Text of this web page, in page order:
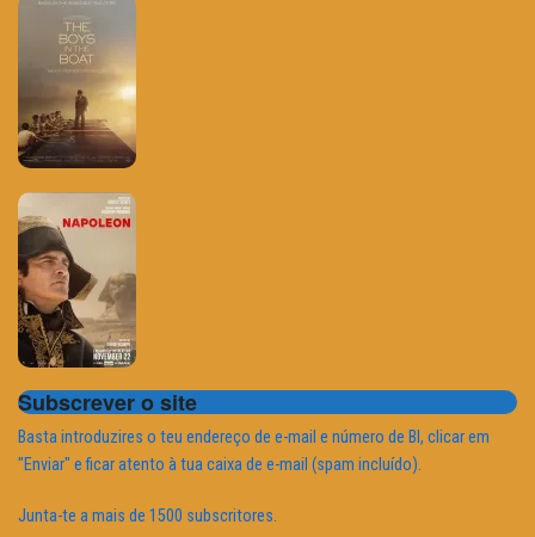
Subscrever o site
Basta introduzires o teu endereço de e-mail e número de BI, clicar em
"Enviar" e ficar atento à tua caixa de e-mail (spam incluído).
Junta-te a mais de 1500 subscritores.